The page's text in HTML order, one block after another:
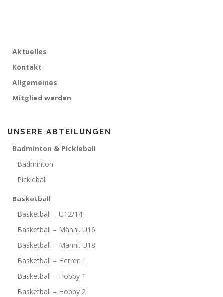
Aktuelles
Kontakt
Allgemeines
Mitglied werden
UNSERE ABTEILUNGEN
Badminton & Pickleball
Badminton
Pickleball
Basketball
Basketball – U12/14
Basketball – Männl. U16
Basketball – Männl. U18
Basketball – Herren I
Basketball – Hobby 1
Basketball – Hobby 2